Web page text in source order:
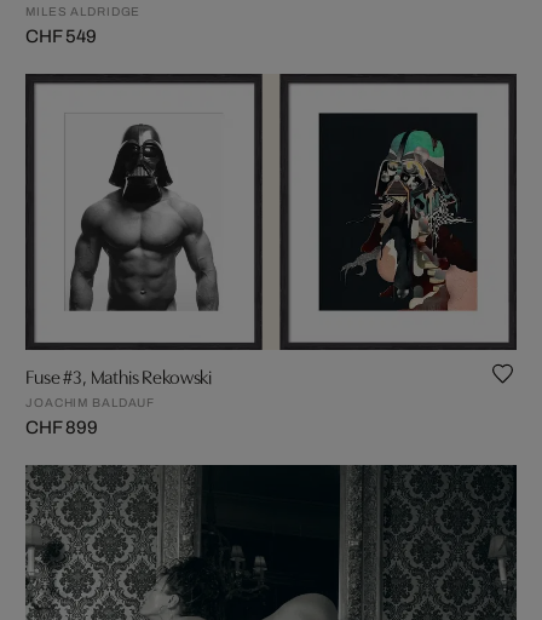
MILES ALDRIDGE
CHF 549
Fuse #3, Mathis Rekowski
JOACHIM BALDAUF
CHF 899